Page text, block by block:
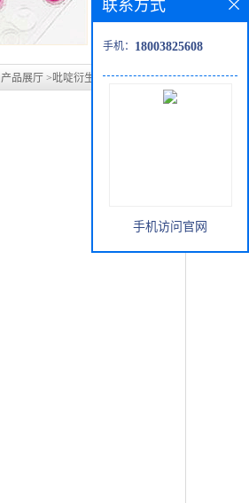
产品展厅 >吡啶衍生物>3-甲氧基吡啶
联系方式
手机： 18003825608
手机访问官网